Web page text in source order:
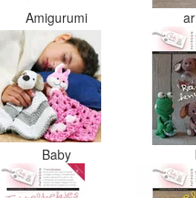
Amigurumi
Baby